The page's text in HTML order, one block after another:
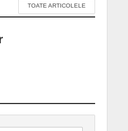
TOATE ARTICOLELE